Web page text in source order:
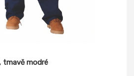
tmavě modré